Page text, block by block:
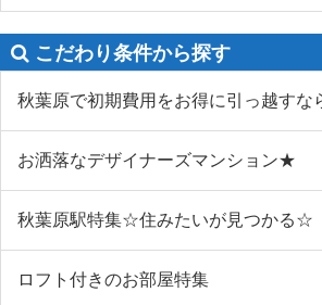
こだわり条件から探す
秋葉原で初期費用をお得に引っ越すな
お洒落なデザイナーズマンション★
秋葉原駅特集☆住みたいが見つかる☆
ロフト付きのお部屋特集